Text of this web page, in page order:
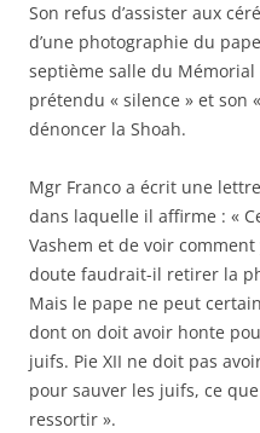
Son refus d’assister aux
d’une photographie du
septième salle du Mémorial
prétendu « silence » et son
dénoncer la Shoah.
Mgr Franco a écrit une
dans laquelle il affirme : «
Vashem et de voir comment
doute faudrait-il retirer la
Mais le pape ne peut
dont on doit avoir honte
juifs. Pie XII ne doit pas
pour sauver les juifs, ce
ressortir ».